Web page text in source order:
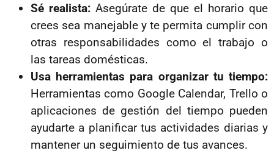
Sé realista: Asegúrate de que el horario que
crees sea manejable y te permita cumplir con
otras responsabilidades como el trabajo o
las tareas domésticas.
Usa herramientas para organizar tu tiempo:
Herramientas como Google Calendar, Trello o
aplicaciones de gestión del tiempo pueden
ayudarte a planificar tus actividades diarias y
mantener un seguimiento de tus avances.